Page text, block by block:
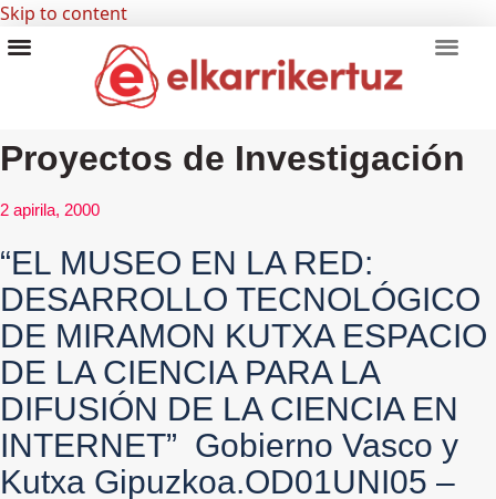
Skip to content
Proyectos de Investigación
2 apirila, 2000
“EL MUSEO EN LA RED:
DESARROLLO TECNOLÓGICO
DE MIRAMON KUTXA ESPACIO
DE LA CIENCIA PARA LA
DIFUSIÓN DE LA CIENCIA EN
INTERNET” Gobierno Vasco y
Kutxa Gipuzkoa.OD01UNI05 –